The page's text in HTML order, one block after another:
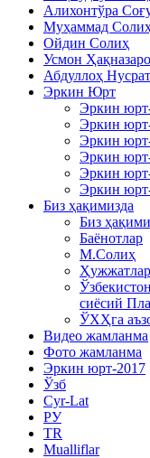
Алихонтўра
Муҳаммад
Ойдин Солиҳ
Усмон
Абдуллоҳ Нусрат
Эркин Юрт
Эркин
Эркин
Эркин
Эркин
Эркин
Эркин
Биз ҳақимизда
Биз
Баёнотлар
М.Солиҳ
Ҳужжатлар
сиёсий
ЎХҲга
Видео жамланма
Фото жамланма
Эркин юрт-2017
Ўзб
Cyr-Lat
РУ
TR
Mualliflar